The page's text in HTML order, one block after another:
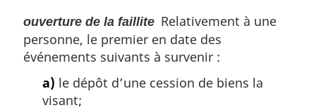
ouverture de la faillite Relativement à une
personne, le premier en date des
événements suivants à survenir :
a) le dépôt d’une cession de biens la
visant;